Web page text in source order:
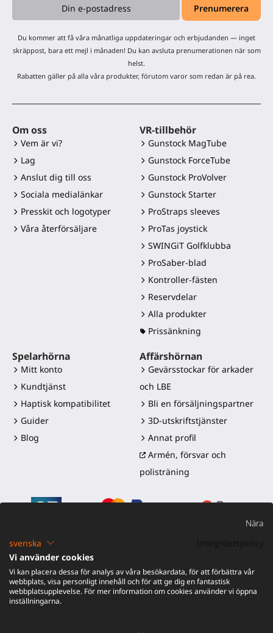
Du kommer att få våra månatliga uppdateringar och erbjudanden — inget
skräppost, bara ett mejl i månaden! Du kan avsluta prenumerationen när som
helst.
Rabatten gäller på alla våra produkter, förutom varor som redan är på rea.
Om oss
Vem är vi?
Lag
Anslut dig till oss
Sociala medialänkar
Presskit och logotyper
Våra återförsäljare
VR-tillbehör
Gunstock MagTube
Gunstock ForceTube
Gunstock ProVolver
Gunstock Starter
ProStraps sleeves
ProTas joystick
SWINGiT Golfklubba
ProSaber-blad
Kontroller-fästen
Reservdelar
Alla produkter
Prissänkning
Spelarhörna
Mitt konto
Kundtjänst
Haptisk kompatibilitet
Guider
Blog
Affärshörnan
Gevärsstockar för arkader
och LBE
Bli en försäljningspartner
3D-utskriftstjänster
Annat profil
Armén, försvar och
polisträning
©2016-2026 - ProTubeVR™
tullar|Garanti|Retur och återbetalning
Nära
svenska
Vi använder cookies
Vi kan placera dessa för analys av våra besökardata, för att förbättra vår
webbplats, visa personligt innehåll och för att ge dig en fantastisk
webbplatsupplevelse. För mer information om cookies använder vi öppna
inställningarna.